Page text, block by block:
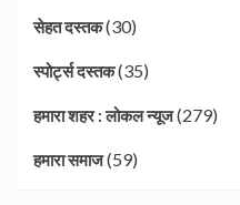
सेहत दस्तक(30)
स्पोर्ट्स दस्तक(35)
हमारा शहर : लोकल न्यूज(279)
हमारा समाज(59)